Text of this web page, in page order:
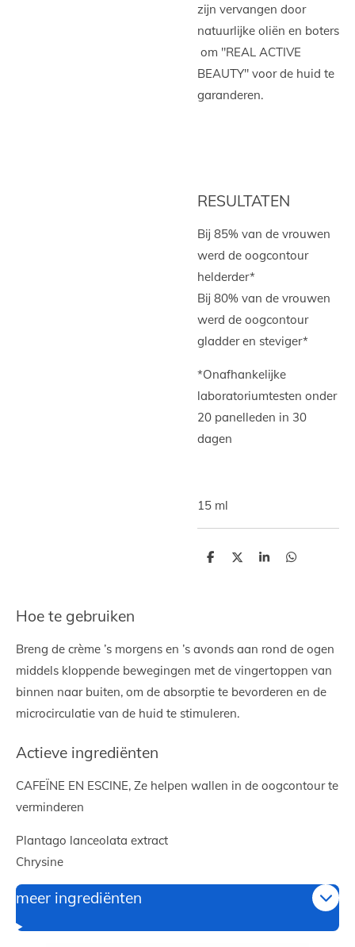
zijn vervangen door
natuurlijke oliën en boters
om "REAL ACTIVE
BEAUTY" voor de huid te
garanderen.
RESULTATEN
Bij 85% van de vrouwen
werd de oogcontour
helderder*
Bij 80% van de vrouwen
werd de oogcontour
gladder en steviger*
*Onafhankelijke
laboratoriumtesten onder
20 panelleden in 30
dagen
15 ml
D
D
S
D
Hoe te gebruiken
Breng de crème ’s morgens en ’s avonds aan rond de ogen
middels kloppende bewegingen met de vingertoppen van
binnen naar buiten, om de absorptie te bevorderen en de
microcirculatie van de huid te stimuleren.
Actieve ingrediënten
CAFEÏNE EN ESCINE, Ze helpen wallen in de oogcontour te
verminderen
Plantago lanceolata extract
Chrysine
meer ingrediënten